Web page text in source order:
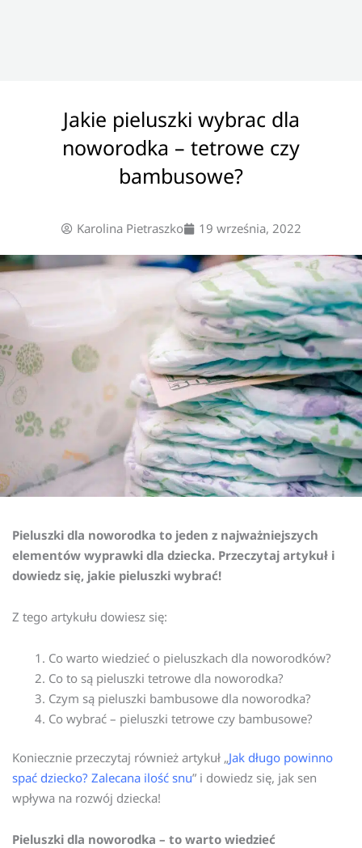
Jakie pieluszki wybrac dla
noworodka – tetrowe czy
bambusowe?
Karolina Pietraszko 19 września, 2022
Pieluszki dla noworodka to jeden z najważniejszych
elementów wyprawki dla dziecka. Przeczytaj artykuł i
dowiedz się, jakie pieluszki wybrać!
Z tego artykułu dowiesz się:
Co warto wiedzieć o pieluszkach dla noworodków?
Co to są pieluszki tetrowe dla noworodka?
Czym są pieluszki bambusowe dla noworodka?
Co wybrać – pieluszki tetrowe czy bambusowe?
Koniecznie przeczytaj również artykuł „Jak długo powinno
spać dziecko? Zalecana ilość snu” i dowiedz się, jak sen
wpływa na rozwój dziecka!
Pieluszki dla noworodka – to warto wiedzieć